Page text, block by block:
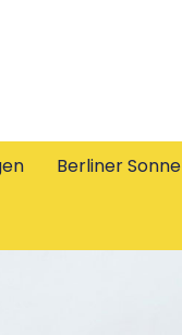
Berliner Sonne